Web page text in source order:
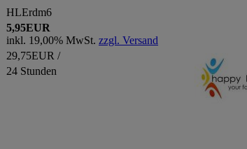
HLErdm6
5,95EUR
inkl. 19,00% MwSt. zzgl. Versand
29,75EUR /
24 Stunden